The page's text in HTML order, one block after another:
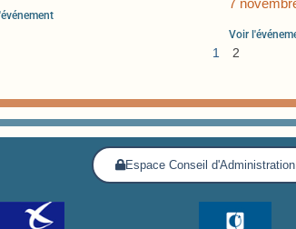
Voir
1 2
Espace Conseil d'Administration